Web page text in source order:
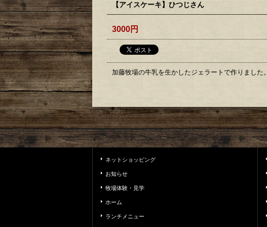
【アイスケーキ】ひつじさん
3000円
加藤牧場の牛乳を生かしたジェラートで作りました。
ネットショッピング
お知らせ
牧場体験・見学
ホーム
ランチメニュー